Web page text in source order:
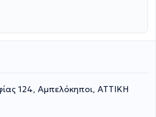
124, Αμπελόκηποι, ΑΤΤΙΚΗ